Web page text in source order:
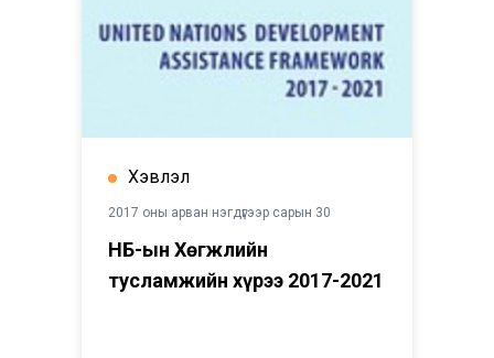
Хэвлэл
2017 оны арван нэгдүгээр сарын 30
НҮБ-ын Хөгжлийн
тусламжийн хүрээ 2017-2021